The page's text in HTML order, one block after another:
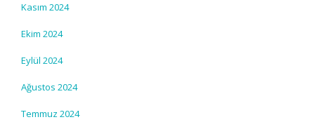
Kasım 2024
Ekim 2024
Eylül 2024
Ağustos 2024
Temmuz 2024